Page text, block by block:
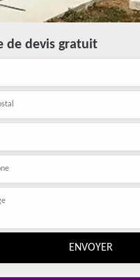
de devis gratuit